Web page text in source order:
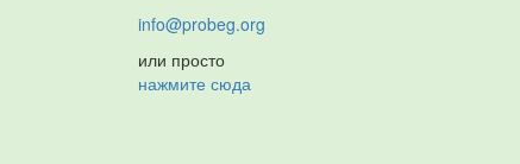
info@probeg.org
или просто
нажмите сюда